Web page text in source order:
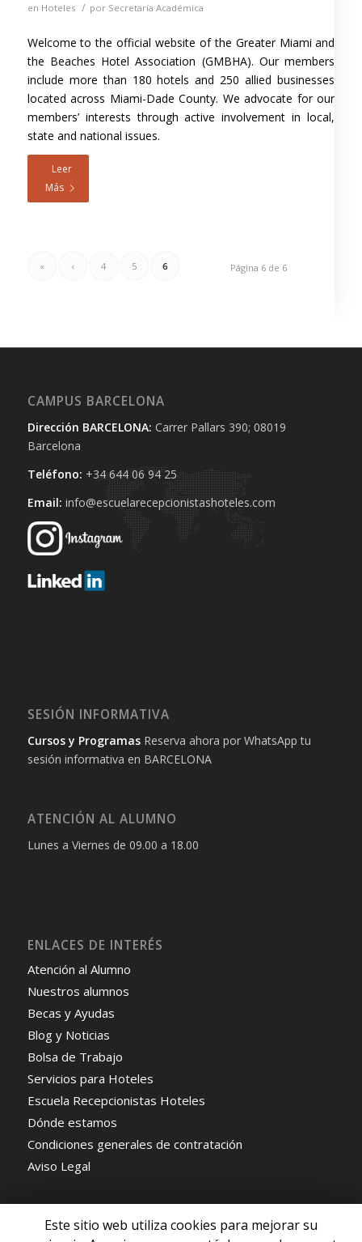
en Hoteles / por Secretaría Académica
Welcome to the official website of the Greater Miami and
the Beaches Hotel Association (GMBHA). Our members
include more than 180 hotels and 250 allied businesses
located across Miami-Dade County. We advocate for our
members’ interests through active involvement in local,
state and national issues.
Leer
Más
Página 6 de 6
« ‹ 4 5 6
CAMPUS BARCELONA
Dirección BARCELONA: Carrer Pallars 390; 08019
Barcelona
Teléfono: +34 644 06 94 25‬
Email: info@escuelarecepcionistashoteles.com
SESIÓN INFORMATIVA
Cursos y ProgramasReserva ahora por WhatsApp tu
sesión informativa en BARCELONA
ATENCIÓN AL ALUMNO
Lunes a Viernes de 09.00 a 18.00
ENLACES DE INTERÉS
Atención al Alumno
Nuestros alumnos
Becas y Ayudas
Blog y Noticias
Bolsa de Trabajo
Servicios para Hoteles
Escuela Recepcionistas Hoteles
Dónde estamos
Condiciones generales de contratación
Aviso Legal
Este sitio web utiliza cookies para mejorar su